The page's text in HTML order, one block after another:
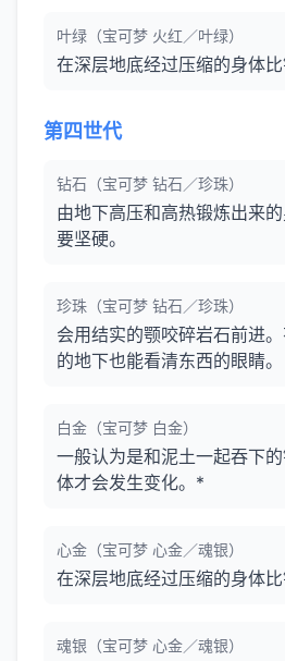
叶绿（宝可梦 火红／叶绿）
在深层地底经过压缩的身体
第四世代
钻石（宝可梦 钻石／珍珠）
由地下高压和高热锻炼出来
要坚硬。
珍珠（宝可梦 钻石／珍珠）
会用结实的颚咬碎岩石前进
的地下也能看清东西的眼睛。
白金（宝可梦 白金）
一般认为是和泥土一起吞下
体才会发生变化。*
心金（宝可梦 心金／魂银）
在深层地底经过压缩的身体
魂银（宝可梦 心金／魂银）